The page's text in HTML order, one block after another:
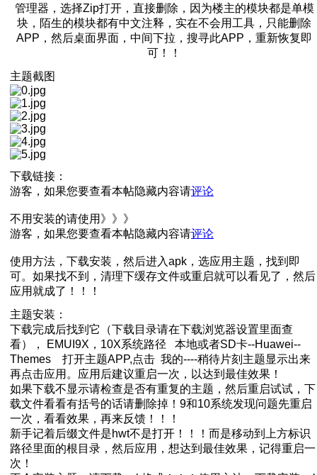
管理器，选择Zip打开，直接删除，因为楼主的模块都是单模
块，陌生的模块都有中文注释，实在不会用工具，只能删除
APP，然后桌面界面，中间下拉，搜寻此APP，重新恢复即
可！！
主题截图
下载链接：
游客，如果您要查看本帖隐藏内容请评论
不用安装的请使用》》》
游客，如果您要查看本帖隐藏内容请评论
使用方法，下载安装，然后进入apk，选应用主题，找到即
可。如果找不到，清理下缓存文件或重启就可以看见了，然后
应用就成了！！！
主题安装：
下载完成后找到它（下载目录请在下载浏览器设置里面查
看）， EMUI9X，10X系统路径 本地或者SD卡--Huawei--
Themes 打开主题APP,点击 我的----稍待片刻主题显示出来
再点击应用。应用后建议重启一次，以达到最佳效果！
如果下载不显示请检查是否有重复的主题，然后重启试试，下
载文件看看有括号的话请删除掉！9和10系统发现问题先重启
一次，看看效果，再来反馈！！！
新手记着后缀文件是hwt不是打开！！！而是移动到上方标识
路径里面的根目录，然后应用，想达到最佳效果，记得重启一
次！